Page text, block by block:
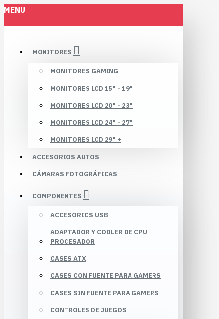
MENU
MONITORES
MONITORES GAMING
MONITORES LCD 15" - 19"
MONITORES LCD 20" - 23"
MONITORES LCD 24" - 27"
MONITORES LCD 29" +
ACCESORIOS AUTOS
CÁMARAS FOTOGRÁFICAS
COMPONENTES
ACCESORIOS USB
ADAPTADOR Y COOLER DE CPU
PROCESADOR
CASES ATX
CASES CON FUENTE PARA GAMERS
CASES SIN FUENTE PARA GAMERS
CONTROLES DE JUEGOS